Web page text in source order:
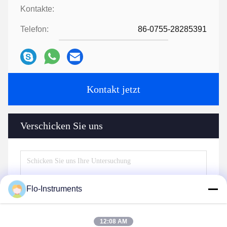
Kontakte:
Telefon: 86-0755-28285391
Kontakt jetzt
Verschicken Sie uns
Flo-Instruments
12:08 AM